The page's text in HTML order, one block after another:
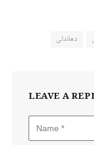
دھاندلی
LEAVE A